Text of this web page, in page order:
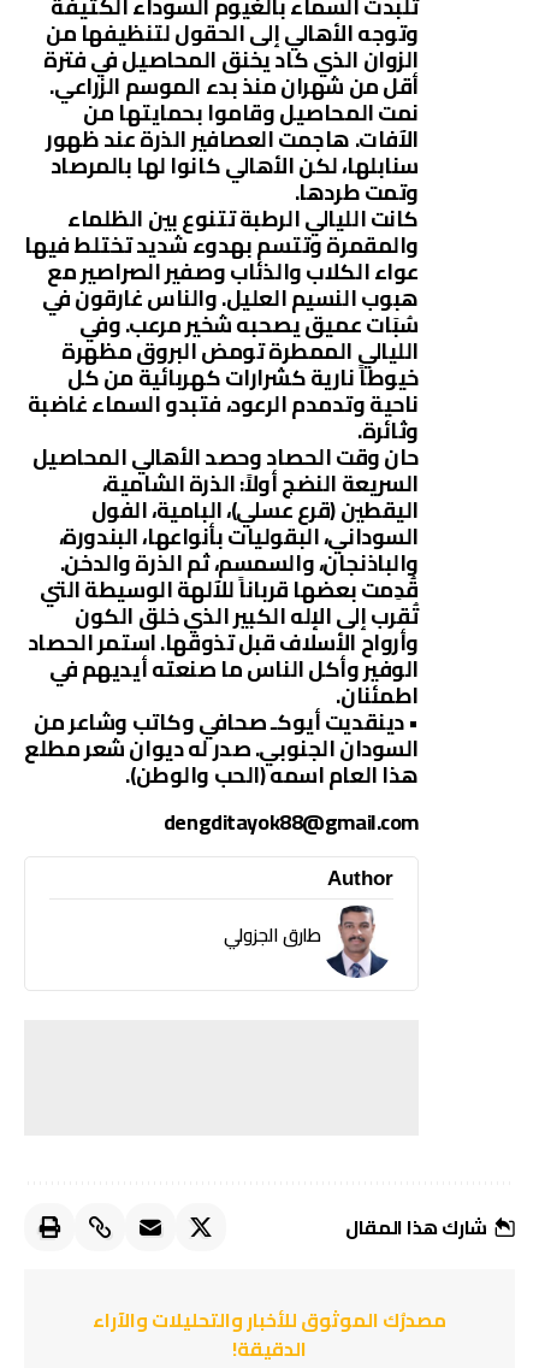
وتوجه الأهالي إلى الحقول لتنظيفها من
الزوان الذي كاد يخنق المحاصيل في فترة
أقل من شهران منذ بدء الموسم الزراعي.
نمت المحاصيل وقاموا بحمايتها من
الآفات. هاجمت العصافير الذرة عند ظهور
سنابلها، لكن الأهالي كانوا لها بالمرصاد
وتمت طردها.
كانت الليالي الرطبة تتنوع بين الظلماء
والمقمرة وتتسم بهدوء شديد تختلط فيها
عواء الكلاب والذئاب وصفير الصراصير مع
هبوب النسيم العليل. والناس غارقون في
سُبَات عميق يصحبه شخير مرعب. وفي
الليالي الممطرة تومض البروق مظهرة
خيوطاً نارية كشرارات كهربائية من كل
ناحية وتدمدم الرعود، فتبدو السماء غاضبة
وثائرة.
حان وقت الحصاد وحصد الأهالي المحاصيل
السريعة النضج أولاً: الذرة الشامية،
اليقطين (قرع عسلي)، البامية، الفول
السوداني، البقوليات بأنواعها، البندورة،
والباذنجان، والسمسم، ثم الذرة والدخن.
قُدِمت بعضها قرباناً للآلهة الوسيطة التي
تُقرب إلى الإله الكبير الذي خلق الكون
وأرواح الأسلاف قبل تذوقها. استمر الحصاد
الوفير وأكل الناس ما صنعته أيديهم في
اطمئنان.
• دينقديت أيوكـ صحافي وكاتب وشاعر من
السودان الجنوبي. صدر له ديوان شعر مطلع
هذا العام اسمه (الحب والوطن).
dengditayok88@gmail.com
Author
طارق الجزولي
شارك هذا المقال
مصدرُك الموثوق للأخبار والتحليلات والآراء
الدقيقة!